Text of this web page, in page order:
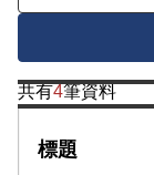
共有4筆資料